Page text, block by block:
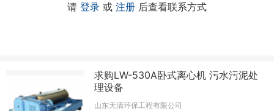
请 登录 或 注册 后查看联系方式
求购LW-530A卧式离心机 污水污泥处
理设备
山东天清环保工程有限公司